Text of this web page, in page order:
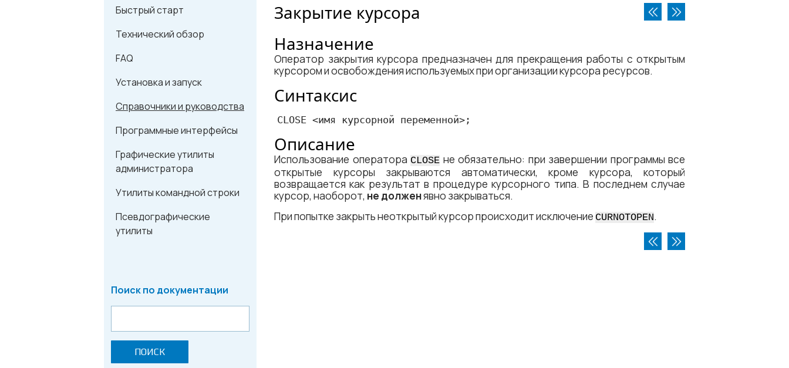
Быстрый старт
Технический обзор
FAQ
Установка и запуск
Справочники и руководства
Программные интерфейсы
Графические утилиты
администратора
Утилиты командной строки
Псевдографические
утилиты
Поиск по документации
ПОИСК
Закрытие курсора
Назначение
Оператор закрытия курсора предназначен для прекращения работы с открытым
курсором и освобождения используемых при организации курсора ресурсов.
Синтаксис
CLOSE <​имя курсорной переменной​>;
Описание
Использование оператора CLOSE не обязательно: при завершении программы все
открытые курсоры закрываются автоматически, кроме курсора, который
возвращается как результат в процедуре курсорного типа. В последнем случае
курсор, наоборот, не долженявно закрываться.
При попытке закрыть неоткрытый курсор происходит исключение CURNOTOPEN.